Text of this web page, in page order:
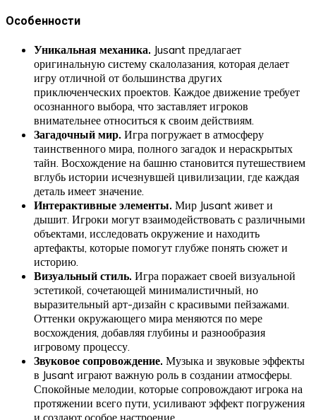
Особенности
Уникальная механика. Jusant предлагает
оригинальную систему скалолазания, которая делает
игру отличной от большинства других
приключенческих проектов. Каждое движение требует
осознанного выбора, что заставляет игроков
внимательнее относиться к своим действиям.
Загадочный мир. Игра погружает в атмосферу
таинственного мира, полного загадок и нераскрытых
тайн. Восхождение на башню становится путешествием
вглубь истории исчезнувшей цивилизации, где каждая
деталь имеет значение.
Интерактивные элементы. Мир Jusant живет и
дышит. Игроки могут взаимодействовать с различными
объектами, исследовать окружение и находить
артефакты, которые помогут глубже понять сюжет и
историю.
Визуальный стиль. Игра поражает своей визуальной
эстетикой, сочетающей минималистичный, но
выразительный арт-дизайн с красивыми пейзажами.
Оттенки окружающего мира меняются по мере
восхождения, добавляя глубины и разнообразия
игровому процессу.
Звуковое сопровождение. Музыка и звуковые эффекты
в Jusant играют важную роль в создании атмосферы.
Спокойные мелодии, которые сопровождают игрока на
протяжении всего пути, усиливают эффект погружения